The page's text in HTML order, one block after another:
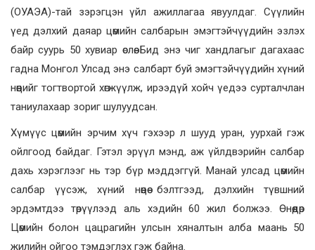
(ОУАЭА)-тай зэрэгцэн үйл ажиллагаа явуулдаг. Сүүлийн
үед дэлхий даяар цөмийн салбарын эмэгтэйчүүдийн эзлэх
байр суурь 50 хувиар өслөө. Бид энэ чиг хандлагыг дагахаас
гадна Монгол Улсад энэ салбарт буй эмэгтэйчүүдийн хүний
нөөцийг тогтвортой хөгжүүлж, ирээдүй хойч үедээ сурталчлан
таниулахаар зориг шулуудсан.
Хүмүүс цөмийн эрчим хүч гэхээр л шууд уран, уурхай гэж
ойлгоод байдаг. Гэтэл эрүүл мэнд, аж үйлдвэрийн салбар
дахь хэрэглээг нь тэр бүр мэддэггүй. Манай улсад цөмийн
салбар үүсэж, хүний нөөцөө бэлтгээд, дэлхийн түвшний
эрдэмтдээ төрүүлээд аль хэдийн 60 жил болжээ. Өнөөдөр
Цөмийн болон цацрагийн улсын хяналтын алба маань 50
жилийн ойгоо тэмдэглэх гэж байна.